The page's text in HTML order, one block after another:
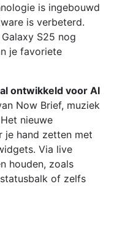
is ingebouwd
is verbeterd.
S25 nog
je favoriete
ontwikkeld voor AI
Now Brief, muziek
nieuwe
je hand zetten met
Via live
houden, zoals
of zelfs